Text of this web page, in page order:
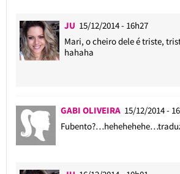
JU 15/12/2014 - 16h27
Mari, o cheiro dele é triste,
hahaha
GABI OLIVEIRA 15/12/2014 -